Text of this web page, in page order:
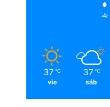
37 ℃
vie
37 ℃
sáb